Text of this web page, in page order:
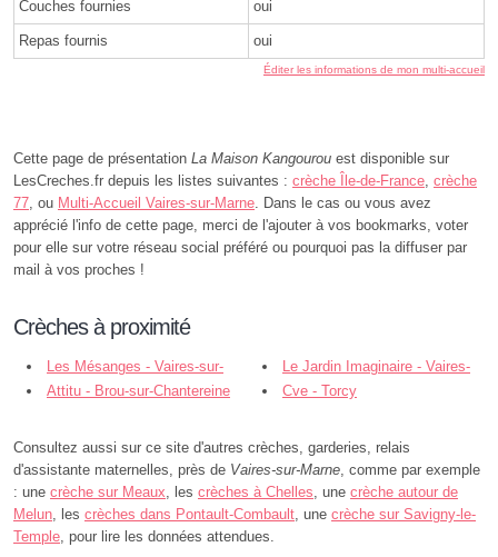
Couches fournies oui
Repas fournis oui
Éditer les informations de mon multi-accueil
Cette page de présentation La Maison Kangourou est disponible sur
LesCreches.fr depuis les listes suivantes : crèche Île-de-France crèche
77 , ou Multi-Accueil Vaires-sur-Marne . Dans le cas ou vous avez
apprécié l'info de cette page, merci de l'ajouter à vos bookmarks, voter
pour elle sur votre réseau social préféré ou pourquoi pas la diffuser par
mail à vos proches !
Crèches à proximité
Les Mésanges - Vaires-sur-
Marne
Le Jardin Imaginaire - Vaires-
sur-Marne
Attitu - Brou-sur-Chantereine Cve - Torcy
Consultez aussi sur ce site d'autres crèches, garderies, relais
d'assistante maternelles, près de Vaires-sur-Marne , comme par exemple
: une crèche sur Meaux , les crèches à Chelles , une crèche autour de
Melun , les crèches dans Pontault-Combault , une crèche sur Savigny-le-
Temple , pour lire les données attendues.